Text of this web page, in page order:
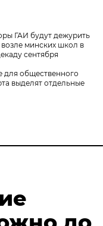
ГАИ будут дежурить
минских школ в
сентября
для общественного
выделят отдельные